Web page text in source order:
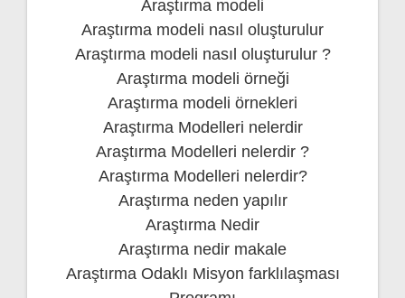
Araştırma modeli
Araştırma modeli nasıl oluşturulur
Araştırma modeli nasıl oluşturulur ?
Araştırma modeli örneği
Araştırma modeli örnekleri
Araştırma Modelleri nelerdir
Araştırma Modelleri nelerdir ?
Araştırma Modelleri nelerdir?
Araştırma neden yapılır
Araştırma Nedir
Araştırma nedir makale
Araştırma Odaklı Misyon farklılaşması